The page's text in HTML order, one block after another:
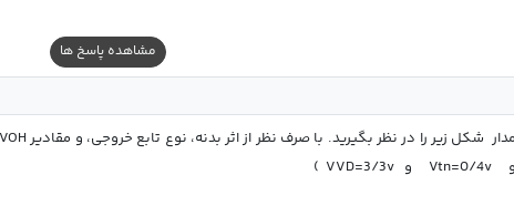
مشاهده پاسخ ها
و     Vtn=0/4v     و   VVD=3/3v  )